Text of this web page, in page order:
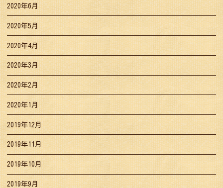
2020年6月
2020年5月
2020年4月
2020年3月
2020年2月
2020年1月
2019年12月
2019年11月
2019年10月
2019年9月